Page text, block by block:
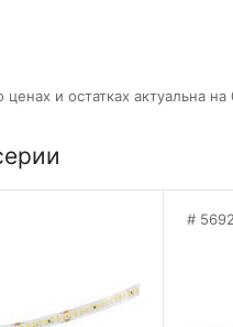
и остатках актуальна